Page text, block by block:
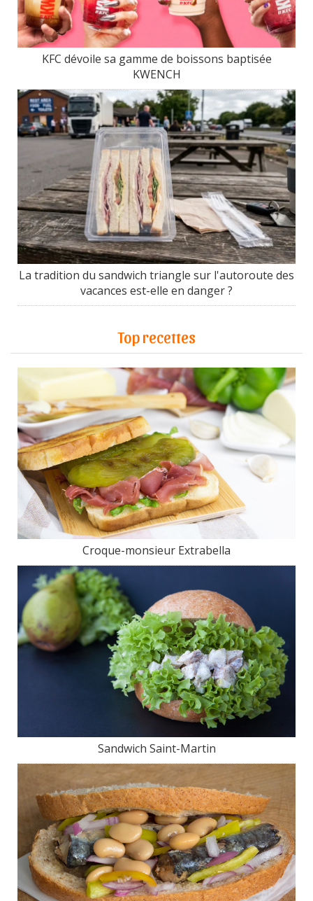
KFC dévoile sa gamme de boissons baptisée
KWENCH
La tradition du sandwich triangle sur l'autoroute des
vacances est-elle en danger ?
Top recettes
Croque-monsieur Extrabella
Sandwich Saint-Martin